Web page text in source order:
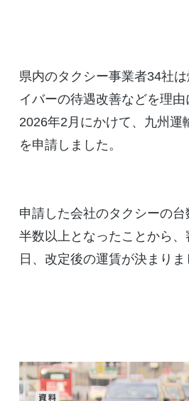
県内のタクシー事業者34社
イバーの待遇改善などを理
2026年2月にかけて、九州運
を申請しました。
申請した会社のタクシーの
半数以上となったことから
日、改定後の運賃が決まりま